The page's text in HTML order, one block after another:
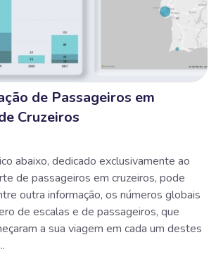
de Passageiros em
Cruzeiros
abaixo, dedicado exclusivamente ao
de passageiros em cruzeiros, pode
outra informação, os números globais
de escalas e de passageiros, que
a sua viagem em cada um destes